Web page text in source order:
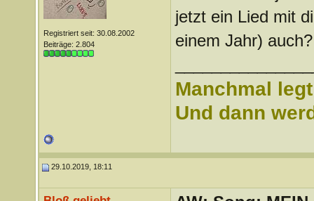
Registriert seit: 30.08.2002
Beiträge: 2.804
jetzt ein Lied mit
einem Jahr)
Manchmal
Und dann
29.10.2019, 18:11